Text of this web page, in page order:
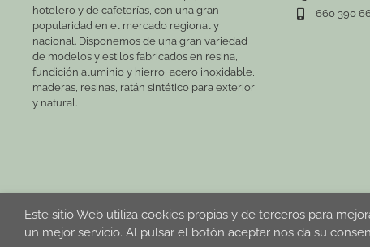
hotelero y de cafeterías, con una gran
popularidad en el mercado regional y
nacional. Disponemos de una gran variedad
de modelos y estilos fabricados en resina,
fundición aluminio y hierro, acero inoxidable,
maderas, resinas, ratán sintético para exterior
y natural.
660 390
Este sitio Web utiliza cookies propias y de terceros para
un mejor servicio. Al pulsar el botón aceptar nos da su